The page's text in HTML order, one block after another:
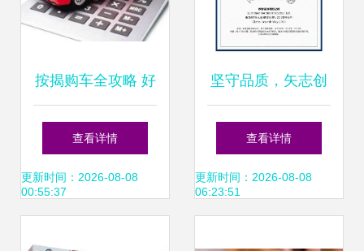
按揭购车全攻略 好
处、缺点与上牌那
些事儿
查看详情
更新时间：2026-08-08
00:55:37
坚守品质，矢志创
新 小仙炖荣登中国
10大食品创新公司
查看详情
更新时间：2026-08-08
06:23:51